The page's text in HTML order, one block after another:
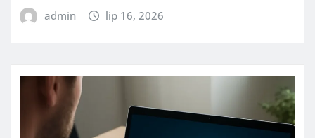
admin lip 16, 2026